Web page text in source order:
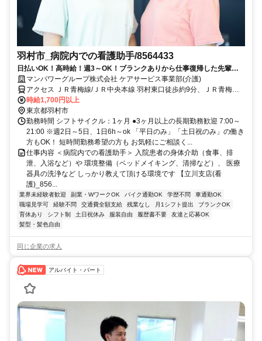
羽村市_病院内での看護助手/8564433
日払いOK！高時給！週3～OK！ブランクありから仕事復帰した先輩や
ミドル世代も多数活躍中♪
マンパワーグループ株式会社 ケアサービス事業部(介護)
アクセス ＪＲ青梅線/ＪＲ中央本線 羽村東口徒歩約9分、ＪＲ青梅線/
ＪＲ中央本線 福生東口徒歩約34分、ＪＲ八高線 東福生西口徒歩約34
分 車・バイク通勤OK（派遣先による）
時給1,700円以上
東京都羽村市
勤務時間 シフトサイクル：1ヶ月 ●3ヶ月以上の長期勤務歓迎 7:00～
21:00 ※週2日～5日、1日6h～ok 「平日のみ」「土日祝のみ」の働き
方もOK！ 短時間勤務希望の方も お気軽にご相談く...
仕事内容 ＜病院内での看護助手＞ 入院患者の身体介助（食事、排
泄、入浴など）や 環境整備（ベッドメイキング、清掃など）、 医療
器具の洗浄など しっかり教えて頂ける環境です 【立川支店(看
護)_856...
業界未経験者歓迎 副業・WワークOK バイク通勤OK 学歴不問
車通勤OK
職場見学可
経験不問 交通費全額支給 残業なし 月1シフト提出
ブランクOK
育休あり
シフト制 土日祝休み 服装自由 履歴書不要
友達と応募OK
髪型・髪色自由
同じ企業の求人
アルバイト・パート